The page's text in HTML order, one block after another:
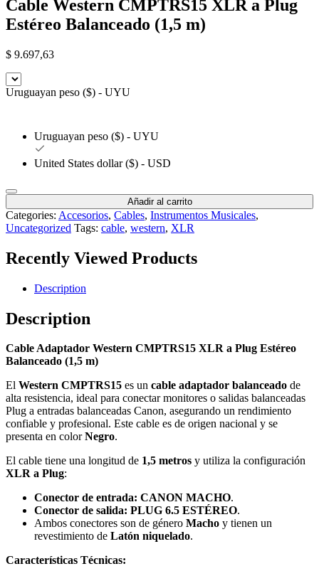
Cable Western CMPTRS15 XLR a Plug
Estéreo Balanceado (1,5 m)
$ 9.697,63
Uruguayan peso ($) - UYU
Uruguayan peso ($) - UYU
United States dollar ($) - USD
Añadir al carrito
Categories: Accesorios, Cables, Instrumentos Musicales,
Uncategorized Tags: cable, western, XLR
Recently Viewed Products
Description
Description
Cable Adaptador Western CMPTRS15 XLR a Plug Estéreo
Balanceado (1,5 m)
El Western CMPTRS15 es un cable adaptador balanceado de
alta resistencia, ideal para conectar monitores o salidas balanceadas
Plug a entradas balanceadas Canon, asegurando un rendimiento
confiable y profesional. Este cable es de origen nacional y se
presenta en colorNegro.
El cable tiene una longitud de 1,5 metros y utiliza la configuración
XLR a Plug:
Conector de entrada: CANON MACHO.
Conector de salida: PLUG 6.5 ESTÉREO.
Ambos conectores son de género Macho y tienen un
revestimiento de Latón niquelado.
Características Técnicas: